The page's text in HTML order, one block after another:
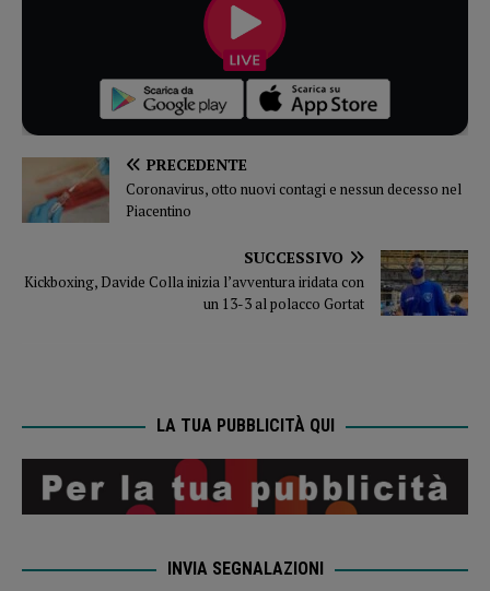
PRECEDENTE
Coronavirus, otto nuovi contagi e nessun decesso nel
Piacentino
SUCCESSIVO
Kickboxing, Davide Colla inizia l’avventura iridata con
un 13-3 al polacco Gortat
LA TUA PUBBLICITÀ QUI
INVIA SEGNALAZIONI